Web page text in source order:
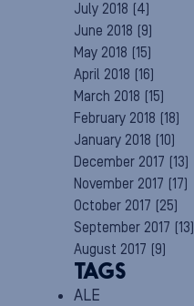
July 2018 (4)
June 2018 (9)
May 2018 (15)
April 2018 (16)
March 2018 (15)
February 2018 (18)
January 2018 (10)
December 2017 (13)
November 2017 (17)
October 2017 (25)
September 2017 (13)
August 2017 (9)
TAGS
ALE